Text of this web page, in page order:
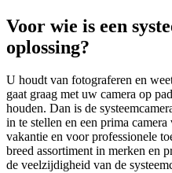
Voor wie is een
oplossing?
U houdt van fotograferen en
gaat graag met uw camera op
houden. Dan is de
in te stellen en een prima
vakantie en voor professionele
breed assortiment in merken en
de veelzijdigheid van de